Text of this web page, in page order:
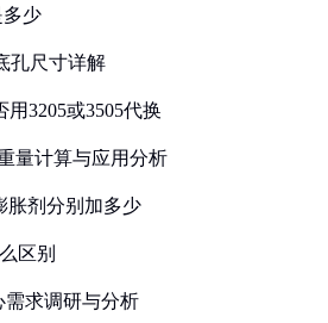
少
孔尺寸详解
用3205或3505代换
量计算与应用分析
胀剂分别加多少
区别
求调研与分析